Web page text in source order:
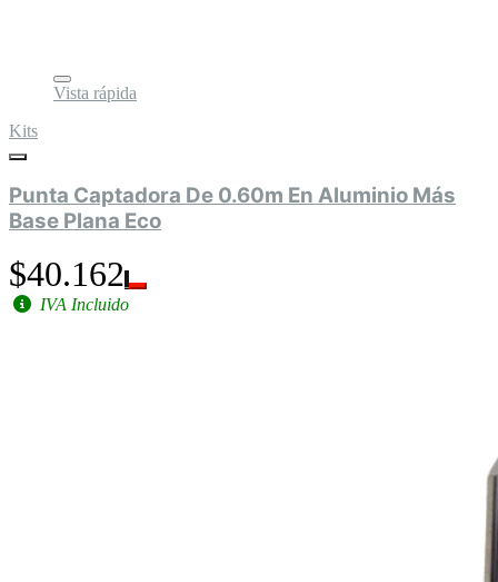
Vista rápida
Kits
Punta Captadora De 0.60m En Aluminio Más
Base Plana Eco
$40.162
IVA Incluido